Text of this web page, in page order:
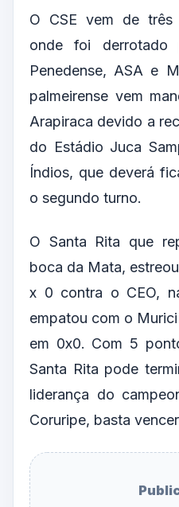
O CSE vem de três
onde foi derrotado
Penedense, ASA e
palmeirense vem
Arapiraca devido a
do Estádio Juca
Índios, que deverá
o segundo turno.
O Santa Rita que
boca da Mata,
x 0 contra o CEO,
empatou com o
em 0x0. Com 5
Santa Rita pode
liderança do
Coruripe, basta